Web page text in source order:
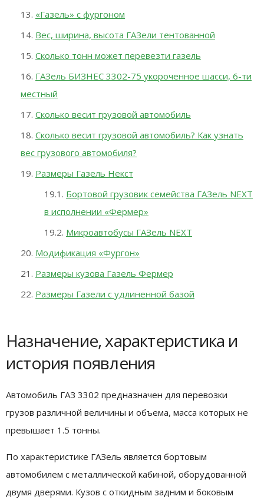
«Газель» с фургоном
Вес, ширина, высота ГАЗели тентованной
Сколько тонн может перевезти газель
ГАЗель БИЗНЕС 3302-75 укороченное шасси, 6-ти
местный
Сколько весит грузовой автомобиль
Сколько весит грузовой автомобиль? Как узнать
вес грузового автомобиля?
Размеры Газель Некст
Бортовой грузовик семейства ГАЗель NEXT
в исполнении «Фермер»
Микроавтобусы ГАЗель NEXT
Модификация «Фургон»
Размеры кузова Газель Фермер
Размеры Газели с удлиненной базой
Назначение, характеристика и
история появления
Автомобиль ГАЗ 3302 предназначен для перевозки
грузов различной величины и объема, масса которых не
превышает 1.5 тонны.
По характеристике ГАЗель является бортовым
автомобилем с металлической кабиной, оборудованной
двумя дверями. Кузов с откидным задним и боковым